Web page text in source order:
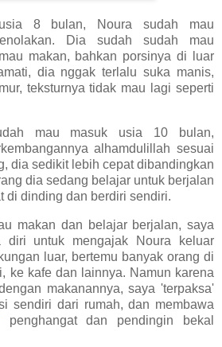
8 bulan, Noura sudah mau
Dia sudah sudah mau
makan, bahkan porsinya di luar
dia nggak terlalu suka manis,
teksturnya tidak mau lagi seperti
mau masuk usia 10 bulan,
alhamdulillah sesuai
dia sedikit lebih cepat dibandingkan
dia sedang belajar untuk berjalan
di dinding dan berdiri sendiri.
makan dan belajar berjalan, saya
diri untuk mengajak Noura keluar
luar, bertemu banyak orang di
ke kafe dan lainnya. Namun karena
makanannya, saya 'terpaksa'
sendiri dari rumah, dan membawa
penghangat dan pendingin bekal